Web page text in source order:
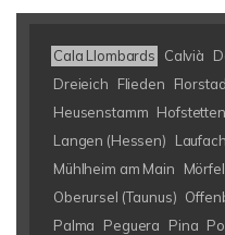
Cala Llombards Calvià
Dreieich
Flieden
Heusenstamm Hofstetten
Langen (Hessen)
Laufach
Mühlheim am Main
Oberursel (Taunus)
Palma
Peguera Pina